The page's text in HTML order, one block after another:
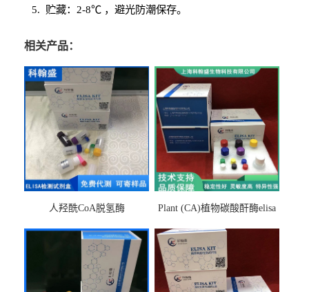
5. 贮藏：2-8℃ ，避光防潮保存。
相关产品：
人羟酰CoA脱氢酶
Plant (CA)植物碳酸酐酶elisa